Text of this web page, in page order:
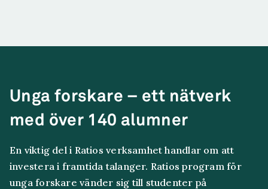
Unga forskare – ett nätverk
med över 140 alumner
En viktig del i Ratios verksamhet handlar om att
investera i framtida talanger. Ratios program för
unga forskare vänder sig till studenter på